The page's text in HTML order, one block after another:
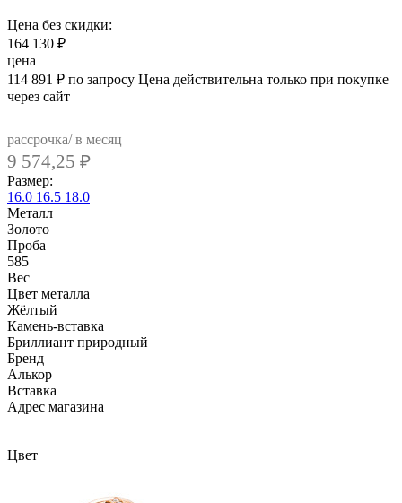
Цена без скидки:
164 130 ₽
цена
114 891 ₽ по запросу Цена действительна только при покупке
через сайт
рассрочка/ в месяц
9 574,25 ₽
Размер:
16.0 16.5 18.0
Металл
Золото
Проба
585
Вес
Цвет металла
Жёлтый
Камень-вставка
Бриллиант природный
Бренд
Алькор
Вcтавка
Адрес магазина
Цвет